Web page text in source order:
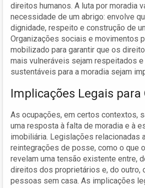
direitos humanos. A luta por moradia
necessidade de um abrigo: envolve
dignidade, respeito e construção de
Organizações sociais e movimentos
mobilizado para garantir que os
mais vulneráveis sejam respeitados
sustentáveis para a moradia sejam
Implicações Legais para
As ocupações, em certos contextos,
uma resposta à falta de moradia e à
imobiliária. Legislações relacionadas
reintegrações de posse, como o que
revelam uma tensão existente entre,
direitos dos proprietários e, do outro,
pessoas sem casa. As implicações